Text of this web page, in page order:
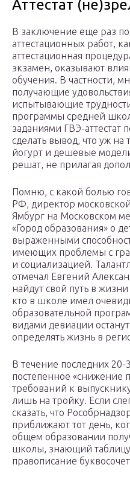
Аттестат
В заключение еще раз
аттестационных работ,
аттестационная
экзамен, оказывают
обучения. В частности,
получающие
испытывающие
программы средней
заданиями ГВЭ-аттестат
сделать вывод, что уж на
йогурт и дешевые
решат, не прилагая
Помню, с какой болью
РФ, директор
Ямбург на Московском
«Город образования» о
выраженными
имеющих проблемы с
и социализацией.
отмечал Евгений
найдут свой путь в
кто в школе имел
образовательной
видами девиации
определять жизнь в
В течение последних 20-
постепенное «снижение
требований к
лишь на тройку. Если
сказать, что
приближают тот день,
общем образовании
школы, знающий
правописание